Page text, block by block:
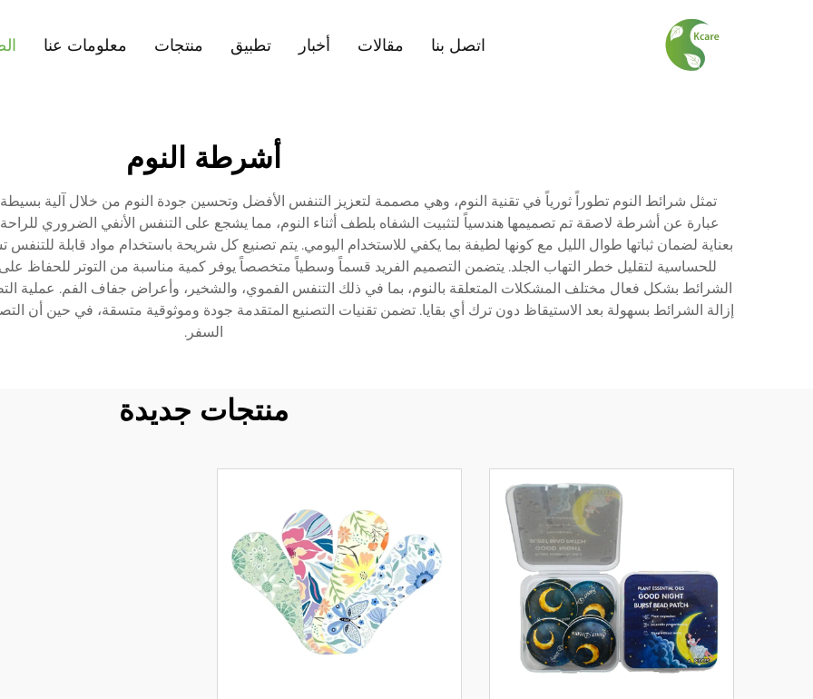
معلومات عنا منتجات تطبيق أخبار مقالات اتصل بنا
أشرطة النوم
تمثل شرائط النوم تطوراً ثورياً في تقنية النوم، وهي مصممة لتعزيز التنفس الأفضل وتحسين جودة النوم من خلال آلية
عبارة عن أشرطة لاصقة تم تصميمها هندسياً لتثبيت الشفاه بلطف أثناء النوم، مما يشجع على التنفس الأنفي الضروري
بعناية لضمان ثباتها طوال الليل مع كونها لطيفة بما يكفي للاستخدام اليومي. يتم تصنيع كل شريحة باستخدام مواد قابلة
للحساسية لتقليل خطر التهاب الجلد. يتضمن التصميم الفريد قسماً وسطياً متخصصاً يوفر كمية مناسبة من التوتر للحفاظ
الشرائط بشكل فعال مختلف المشكلات المتعلقة بالنوم، بما في ذلك التنفس الفموي، والشخير، وأعراض جفاف الفم. عملية
إزالة الشرائط بسهولة بعد الاستيقاظ دون ترك أي بقايا. تضمن تقنيات التصنيع المتقدمة جودة وموثوقية متسقة، في حين أن
السفر.
منتجات جديدة